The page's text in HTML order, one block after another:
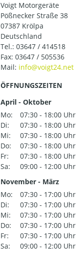
Voigt Motorgeräte
Pößnecker Straße 38
07387 Krölpa
Deutschland
Tel.: 03647 / 414518
Fax: 03647 / 505536
Mail:
ÖFFNUNGSZEITEN
April - Oktober
Mo:
07:30 - 18:00 Uhr
Di:
07:30 - 18:00 Uhr
Mi:
07:30 - 18:00 Uhr
Do:
07:30 - 18:00 Uhr
Fr:
07:30 - 18:00 Uhr
Sa:
09:00 - 12:00 Uhr
November - März
Mo:
07:30 - 17:00 Uhr
Di:
07:30 - 17:00 Uhr
Mi:
07:30 - 17:00 Uhr
Do:
07:30 - 17:00 Uhr
Fr:
07:30 - 17:00 Uhr
Sa:
09:00 - 12:00 Uhr